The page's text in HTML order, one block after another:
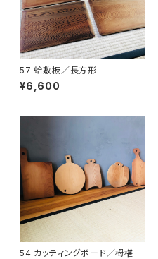
57 蛤敷板／長方形
¥6,600
54 カッティングボード／栂椹